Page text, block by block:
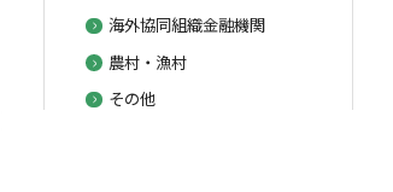
海外協同組織金融機関
農村・漁村
その他